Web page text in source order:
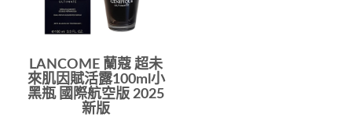
LANCOME 蘭蔻 超未
來肌因賦活露100ml小
黑瓶 國際航空版 2025
新版